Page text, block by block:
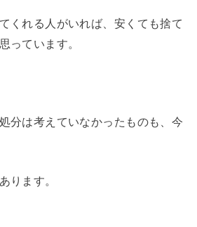
くれる人がいれば、安くても捨て
っています。
分は考えていなかったものも、今
ります。